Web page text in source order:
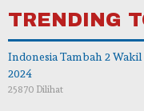
TRENDING
Indonesia Tambah 2 Wakil
2024
25870 Dilihat